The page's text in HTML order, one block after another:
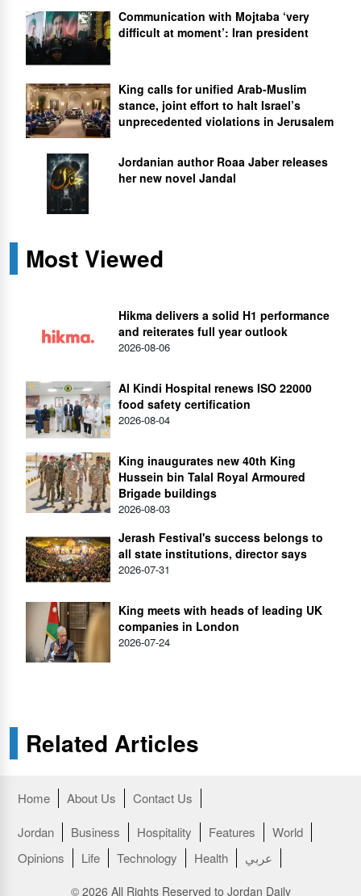
Communication with Mojtaba ‘very
difficult at moment’: Iran president
King calls for unified Arab-Muslim
stance, joint effort to halt Israel’s
unprecedented violations in Jerusalem
Jordanian author Roaa Jaber releases
her new novel Jandal
Most Viewed
Hikma delivers a solid H1 performance
and reiterates full year outlook
2026-08-06
Al Kindi Hospital renews ISO 22000
food safety certification
2026-08-04
King inaugurates new 40th King
Hussein bin Talal Royal Armoured
Brigade buildings
2026-08-03
Jerash Festival's success belongs to
all state institutions, director says
2026-07-31
King meets with heads of leading UK
companies in London
2026-07-24
Related Articles
Home About Us
Contact Us
Jordan
Business Hospitality Features
World
Opinions
Life Technology Health عربي
© 2026 All Rights Reserved to Jordan Daily